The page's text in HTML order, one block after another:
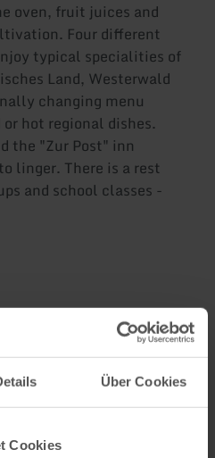
Über Cookies
Cookies
oven, fruit juices and
Four different
typical specialities of
Land, Westerwald
changing menu
hot regional dishes.
the "Zur Post" inn
linger. There is a rest
and school classes -